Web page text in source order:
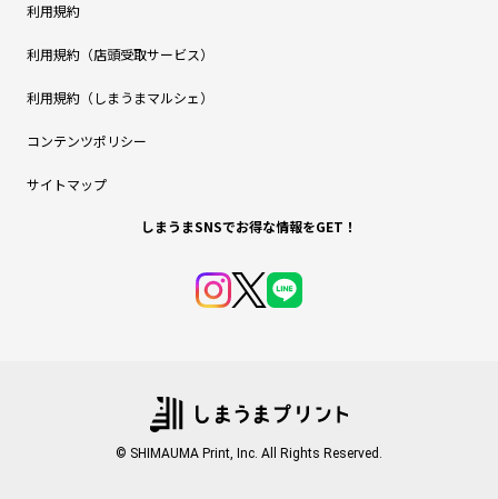
利用規約
利用規約（店頭受取サービス）
利用規約（しまうまマルシェ）
コンテンツポリシー
サイトマップ
しまうまSNSでお得な情報をGET！
© SHIMAUMA Print, Inc. All Rights Reserved.